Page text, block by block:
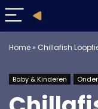
Home» Chillafish
Baby & Kinderen